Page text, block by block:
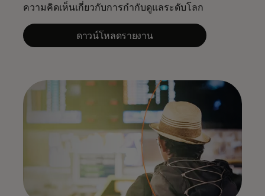
ความคิดเห็นเกี่ยวกับการกำกับดูแลระดับโลก
ดาวน์โหลดรายงาน